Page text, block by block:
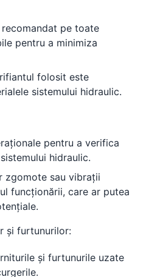
pe toate
pentru a minimiza
folosit este
sistemului hidraulic.
pentru a verifica
hidraulic.
zgomote sau vibrații
funcționării, care ar putea
și furtunurilor:
și furtunurile uzate